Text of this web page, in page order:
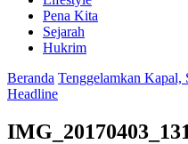
Pena Kita
Sejarah
Hukrim
Beranda Tenggelamkan Kapal,
Headline